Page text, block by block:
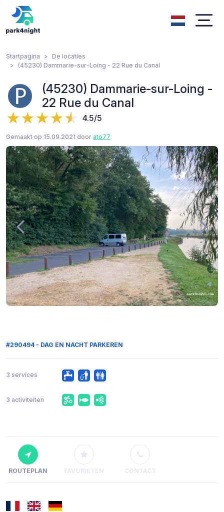
Startpagina
De locaties
(45230) Dammarie-sur-Loing - 22 Rue du Canal
(45230) Dammarie-sur-Loing -
22 Rue du Canal
4.5/5
Gemaakt op 15.09.2021 door ato77
#290494 - DAG EN NACHT PARKEREN
3 services
3 activiteiten
ROUTEPLAN FAVORIETEN CONTACT